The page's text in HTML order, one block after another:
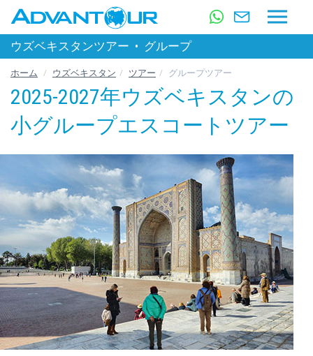
ウズベキスタンツアー • グループ
ホーム ウズベキスタン ツアー グループツアー
2025-2027年ウズベキスタンの
小グループエスコートツアー